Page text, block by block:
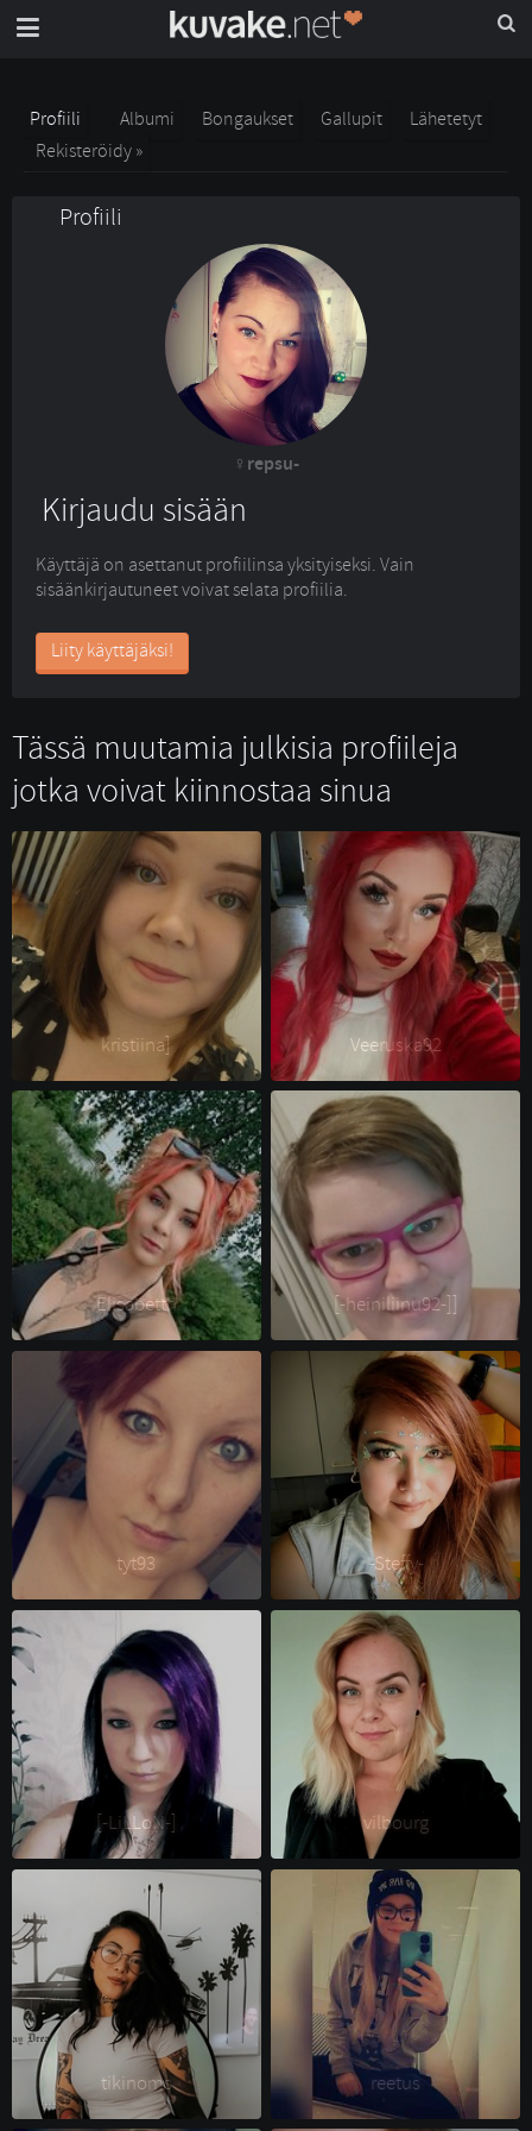
Profiili Albumi Bongaukset Gallupit
Lähetetyt
Rekisteröidy »
Profiili
repsu-
Kirjaudu sisään
Käyttäjä on asettanut profiilinsa yksityiseksi. Vain
sisäänkirjautuneet voivat selata profiilia.
Liity käyttäjäksi!
Tässä muutamia julkisia profiileja
jotka voivat kiinnostaa sinua
kristiina] Veeruska92
Elisabetth [-heiniliinu92-]]
tyt93 -Steffy-
[-LiLLoN-] vilbourg
tikinoms reetus